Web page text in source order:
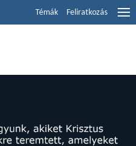
Témák Feliratkozás